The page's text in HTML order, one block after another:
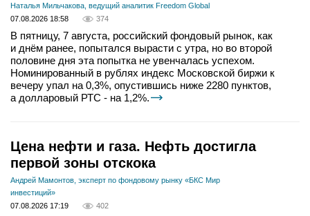
Наталья Мильчакова, ведущий аналитик Freedom Global
07.08.2026 18:58
374
В пятницу, 7 августа, российский фондовый рынок, как
и днём ранее, попытался вырасти с утра, но во второй
половине дня эта попытка не увенчалась успехом.
Номинированный в рублях индекс Московской биржи к
вечеру упал на 0,3%, опустившись ниже 2280 пунктов,
а долларовый РТС - на 1,2%.
Цена нефти и газа. Нефть достигла
первой зоны отскока
Андрей Мамонтов, эксперт по фондовому рынку «БКС Мир
инвестиций»
07.08.2026 17:19
402